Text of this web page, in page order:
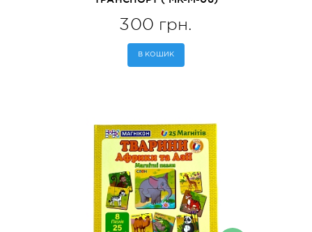
300 грн.
В КОШИК